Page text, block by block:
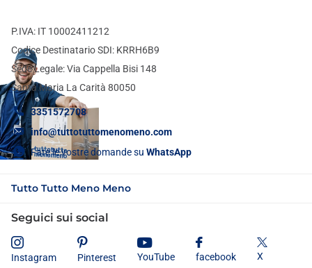
P.IVA: IT 10002411212
Codice Destinatario SDI: KRRH6B9
Sede Legale: Via Cappella Bisi 148
Santa Maria La Carità 80050
3351572708
info@tuttotuttomenomeno.com
Fate le vostre domande su WhatsApp
Tutto Tutto Meno Meno
Seguici sui social
Instagram Pinterest YouTube facebook X